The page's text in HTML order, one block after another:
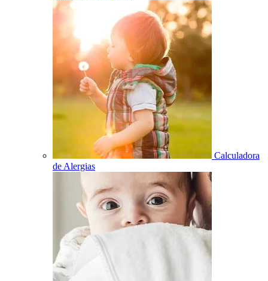
Calculadora
de Alergias